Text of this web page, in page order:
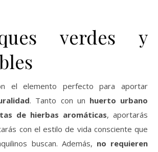
verdes y
el elemento perfecto para aportar
. Tanto con un huerto urbano
de hierbas aromáticas, aportarás
con el estilo de vida consciente que
buscan. Además, no requieren